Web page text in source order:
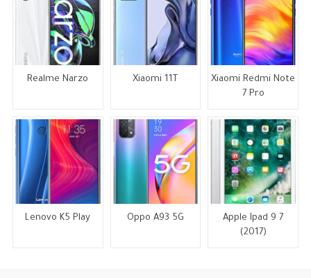
Realme Narzo Xiaomi 11T
Xiaomi Redmi Note
7 Pro
Lenovo K5 Play Oppo A93 5G
Apple Ipad 9 7
(2017)